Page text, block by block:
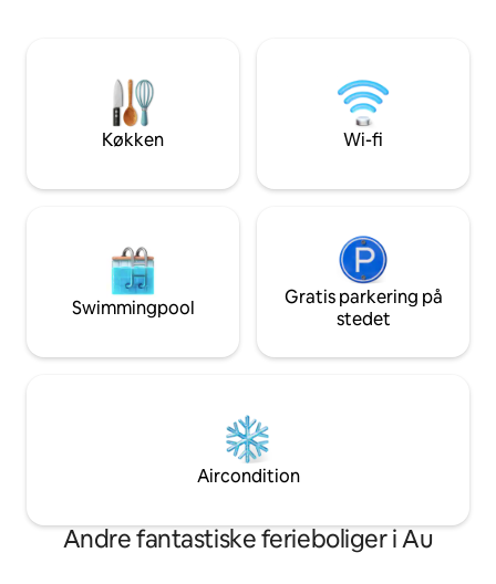
det
Alsace,
tilgængelige. Registreringsnummer:
Køkken Wi-fi
Swimmingpool
Gratis parkering på
stedet
Aircondition
Andre fantastiske ferieboliger i Au